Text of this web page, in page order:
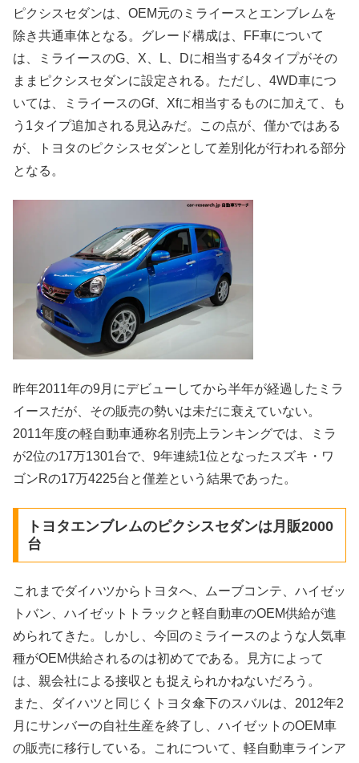
ピクシスセダンは、OEM元のミライースとエンブレムを
除き共通車体となる。グレード構成は、FF車について
は、ミライースのG、X、L、Dに相当する4タイプがその
ままピクシスセダンに設定される。ただし、4WD車につ
いては、ミライースのGf、Xfに相当するものに加えて、も
う1タイプ追加される見込みだ。この点が、僅かではある
が、トヨタのピクシスセダンとして差別化が行われる部分
となる。
昨年2011年の9月にデビューしてから半年が経過したミラ
イースだが、その販売の勢いは未だに衰えていない。
2011年度の軽自動車通称名別売上ランキングでは、ミラ
が2位の17万1301台で、9年連続1位となったスズキ・ワ
ゴンRの17万4225台と僅差という結果であった。
トヨタエンブレムのピクシスセダンは月販2000
台
これまでダイハツからトヨタへ、ムーブコンテ、ハイゼッ
トバン、ハイゼットトラックと軽自動車のOEM供給が進
められてきた。しかし、今回のミライースのような人気車
種がOEM供給されるのは初めてである。見方によって
は、親会社による接収とも捉えられかねないだろう。
また、ダイハツと同じくトヨタ傘下のスバルは、2012年2
月にサンバーの自社生産を終了し、ハイゼットのOEM車
の販売に移行している。これについて、軽自動車ラインア